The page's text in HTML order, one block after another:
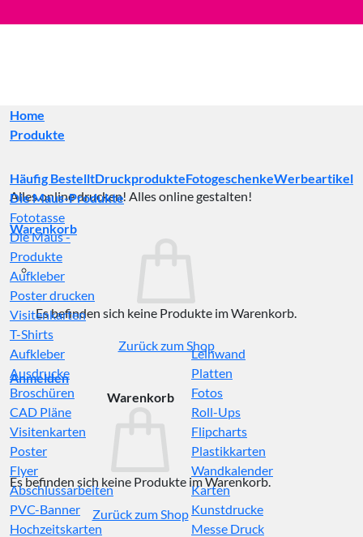
Inhalt
Alles online drucken! Alles online gestalten!
Warenkorb
Es befinden sich keine Produkte im Warenkorb.
Zurück zum Shop
Anmelden
Warenkorb
Es befinden sich keine Produkte im Warenkorb.
Zurück zum Shop
Home
Produkte
Häufig BestelltDruckprodukteFotogeschenkeWerbeartikel
Die Maus-Produkte
Fototasse
Die Maus -
Produkte
Aufkleber
Poster drucken
Visitenkarten
T-Shirts
Aufkleber
Ausdrucke
Broschüren
CAD Pläne
Visitenkarten
Poster
Flyer
Abschlussarbeiten
PVC-Banner
Hochzeitskarten
Leinwand
Platten
Fotos
Roll-Ups
Flipcharts
Plastikkarten
Wandkalender
Karten
Kunstdrucke
Messe Druck